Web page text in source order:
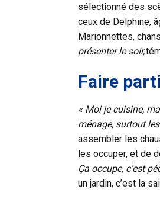
sélectionné des
ceux de Delphine,
Marionnettes,
présenter le soir,
Faire
« Moi je cuisine,
ménage, surtout
assembler les
les occuper, et de
Ça occupe, c’est
un jardin, c’est la